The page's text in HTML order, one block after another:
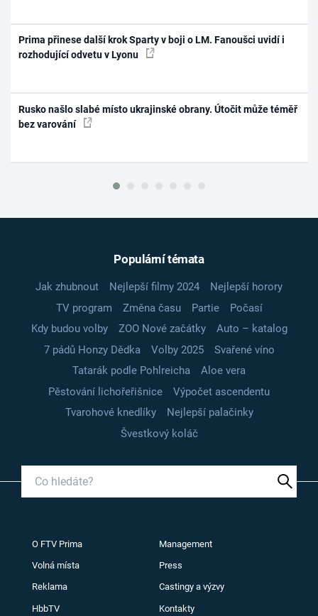
Prima přinese další krok Sparty v boji o LM. Fanoušci uvidí i
rozhodující odvetu v Lyonu
Rusko našlo slabé místo ukrajinské obrany. Útočit může téměř
bez varování
Populární témata
Jak zhubnout Nejlepší filmy 2024
Nejlepší horory
TV program
Změna času Partie
Počasí
Kdy budou volby
ZOO Nové začátky
Auto – katalog
7 pádů Honzy Dědka
Volby 2025
Svařené víno
Tatarák podle Pohlreicha
Aloe vera
Pěstování lichořeřišnice
Výpočet ascendentu
Tvarohové knedlíky
Nejlepší palačinky
Švestkový koláč
O FTV Prima Management
Volná místa Press
Reklama Castingy a výzvy
HbbTV Kontakty